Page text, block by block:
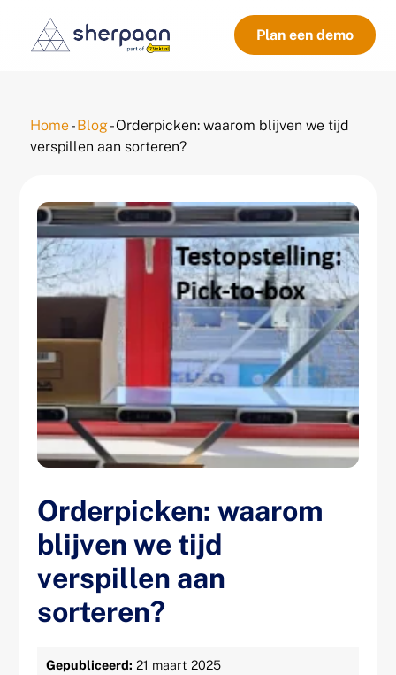
Plan een demo
Home-Blog-Orderpicken: waarom blijven we tijd
verspillen aan sorteren?
Orderpicken: waarom
blijven we tijd
verspillen aan
sorteren?
Gepubliceerd: 21 maart 2025